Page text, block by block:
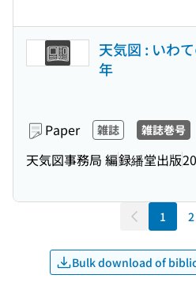
天気図 : いわ
年
Paper 雑誌 雑誌巻号
天気図事務局 編録繙堂出版
1 2
Bulk download of